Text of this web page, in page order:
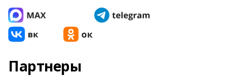
Партнеры